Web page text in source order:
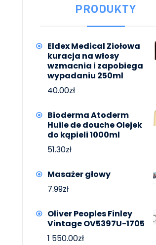
PRODUKTY
Eldex Medical Ziołowa
kuracja na włosy
wzmacnia i zapobiega
wypadaniu 250ml
40.00zł
Bioderma Atoderm
Huile de douche Olejek
do kąpieli 1000ml
51.30zł
Masażer głowy
7.99zł
Oliver Peoples Finley
Vintage OV5397U-1705
1 550.00zł